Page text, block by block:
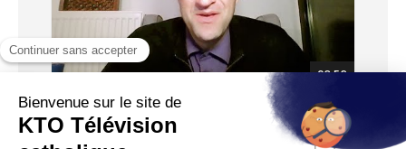
03:52
La collection Pokemon et l’humain
Diffusé le 20/02/2024